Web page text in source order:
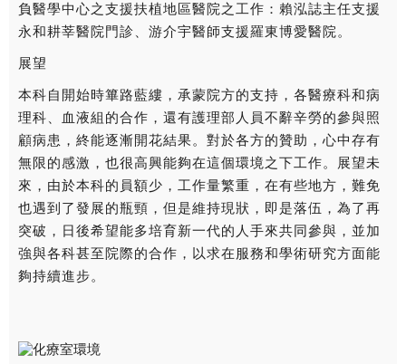
負醫學中心之支援扶植地區醫院之工作：賴泓誌主任支援
永和耕莘醫院門診、游介宇醫師支援羅東博愛醫院。
展望
本科自開始時篳路藍縷，承蒙院方的支持，各醫療科和病
理科、血液組的合作，還有護理部人員不辭辛勞的參與照
顧病患，終能逐漸開花結果。對於各方的贊助，心中存有
無限的感激，也很高興能夠在這個環境之下工作。展望未
來，由於本科的員額少，工作量繁重，在有些地方，難免
也遇到了發展的瓶頸，但是維持現狀，即是落伍，為了再
突破，日後希望能多培育新一代的人手來共同參與，並加
強與各科甚至院際的合作，以求在服務和學術研究方面能
夠持續進步。